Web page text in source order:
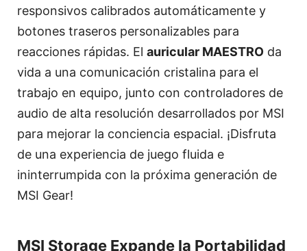
responsivos calibrados automáticamente y
botones traseros personalizables para
reacciones rápidas. El auricular MAESTRO da
vida a una comunicación cristalina para el
trabajo en equipo, junto con controladores de
audio de alta resolución desarrollados por MSI
para mejorar la conciencia espacial. ¡Disfruta
de una experiencia de juego fluida e
ininterrumpida con la próxima generación de
MSI Gear!
MSI Storage Expande la Portabilidad